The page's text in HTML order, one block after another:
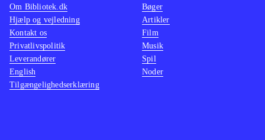
Om Bibliotek.dk
Hjælp og vejledning
Kontakt os
Privatlivspolitik
Leverandører
English
Tilgængelighedserklæring
Bøger
Artikler
Film
Musik
Spil
Noder